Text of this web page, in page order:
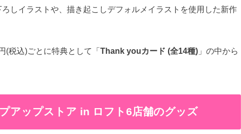
しイラストや、描き起こしデフォルメイラストを使用した新作
(税込)ごとに特典として「 Thank youカード (全14種) 」の中から
アップストア in ロフト6店舗のグッズ